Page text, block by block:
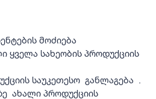
მოძიება
ყველა სახეობის პროდუქციის
საუკეთესო განლაგება .
ახალი პროდუქციის